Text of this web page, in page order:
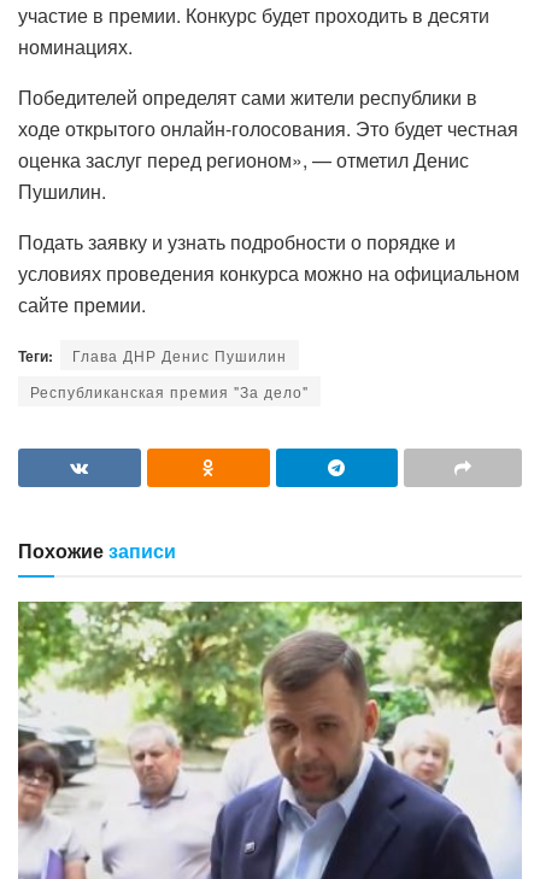
участие в премии. Конкурс будет проходить в десяти
номинациях.
Победителей определят сами жители республики в
ходе открытого онлайн-голосования. Это будет честная
оценка заслуг перед регионом», — отметил Денис
Пушилин.
Подать заявку и узнать подробности о порядке и
условиях проведения конкурса можно на официальном
сайте премии.
Теги:
Глава ДНР Денис Пушилин
Республиканская премия "За дело"
Похожиезаписи